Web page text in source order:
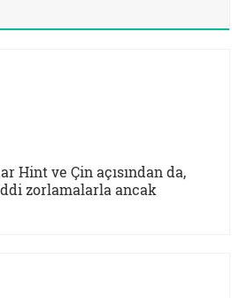
Hint ve Çin açısından da,
zorlamalarla ancak